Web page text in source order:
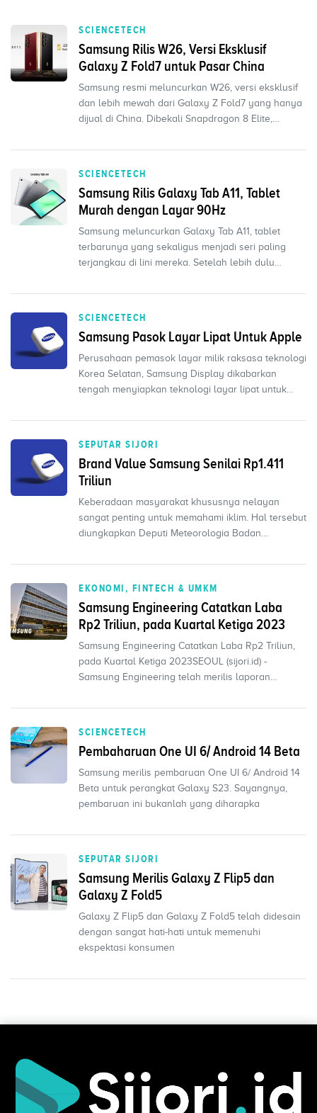
SCIENCETECH
Samsung Rilis W26, Versi Eksklusif
Galaxy Z Fold7 untuk Pasar China
Samsung resmi meluncurkan W26, versi eksklusif
dan lebih mewah dari Galaxy Z Fold7 yang hanya
dijual di China. Dibekali Snapdragon 8 Elite,
SCIENCETECH
Samsung Rilis Galaxy Tab A11, Tablet
Murah dengan Layar 90Hz
Samsung meluncurkan Galaxy Tab A11, tablet
terbarunya yang sekaligus menjadi seri paling
terjangkau di lini mereka. Setelah lebih dulu
SCIENCETECH
Samsung Pasok Layar Lipat Untuk Apple
Perusahaan pemasok layar milik raksasa teknologi
Korea Selatan, Samsung Display dikabarkan
tengah menyiapkan teknologi layar lipat untuk
SEPUTAR SIJORI
Brand Value Samsung Senilai Rp1.411
Triliun
Keberadaan masyarakat khususnya nelayan
sangat penting untuk memahami iklim. Hal tersebut
diungkapkan Deputi Meteorologia Badan
EKONOMI, FINTECH & UMKM
Samsung Engineering Catatkan Laba
Rp2 Triliun, pada Kuartal Ketiga 2023
Samsung Engineering Catatkan Laba Rp2 Triliun,
pada Kuartal Ketiga 2023SEOUL (sijori.id) -
Samsung Engineering telah merilis laporan
SCIENCETECH
Pembaharuan One UI 6/ Android 14 Beta
Samsung merilis pembaruan One UI 6/ Android 14
Beta untuk perangkat Galaxy S23. Sayangnya,
pembaruan ini bukanlah yang diharapka
SEPUTAR SIJORI
Samsung Merilis Galaxy Z Flip5 dan
Galaxy Z Fold5
Galaxy Z Flip5 dan Galaxy Z Fold5 telah didesain
dengan sangat hati-hati untuk memenuhi
ekspektasi konsumen